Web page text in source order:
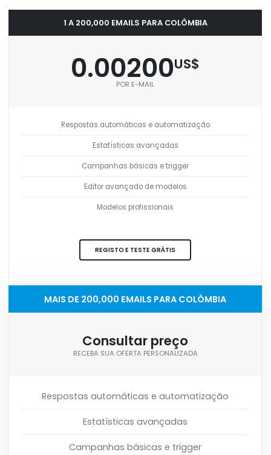
1 A 200,000 EMAILS PARA COLÔMBIA
0.00200US$
POR E-MAIL
Respostas automáticas e automatização
Estatísticas avançadas
Campanhas básicas e trigger
Editor avançado de modelos
Modelos profissionais
REGISTO E TESTE GRÁTIS
MAIS DE 200,000 EMAILS PARA COLÔMBIA
Consultar preço
RECEBA SUA OFERTA PERSONALIZADA
Respostas automáticas e automatização
Estatísticas avançadas
Campanhas básicas e trigger